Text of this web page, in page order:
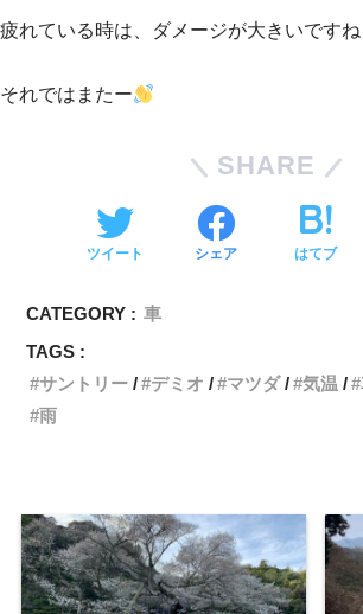
疲れている時は、ダメージが大きいですね
それではまたー
SHARE
ツイート シェア はてブ
CATEGORY : 車
TAGS :
サントリー
デミオ マツダ 気温
雨